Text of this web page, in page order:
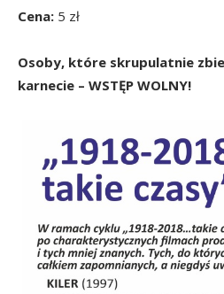
Cena: 5 zł
Osoby, które skrupulatnie
karnecie – WSTĘP WOLNY!